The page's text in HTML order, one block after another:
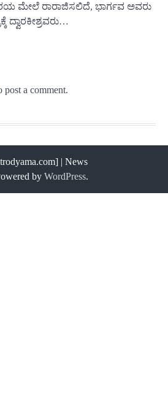
ಮೇಲೆ ರಾರಾಜಿಸಲಿದೆ, ಭಾರ್ಗವ ಅವರು
ದ್ವಾರಕೀಶ್ರವರು…
post a comment.
| News
by WordPress.